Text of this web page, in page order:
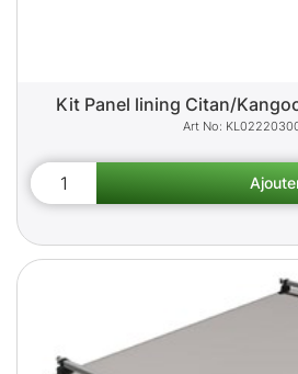
Kit Panel lining Citan/